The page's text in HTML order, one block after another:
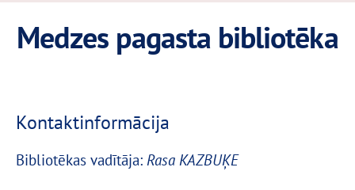
Medzes pagasta bibliotēka
Kontaktinformācija
Bibliotēkas vadītāja: Rasa KAZBUĶE